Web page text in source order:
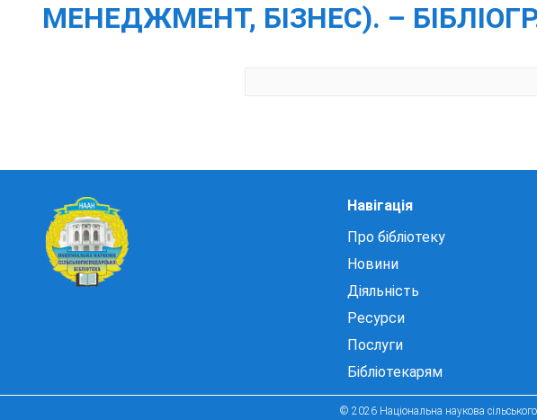
МЕНЕДЖМЕНТ, БІЗНЕС). –
Навігація
Про бібліотеку
Новини
Діяльність
Ресурси
Послуги
Бібліотекарям
© 2026 Національна наукова